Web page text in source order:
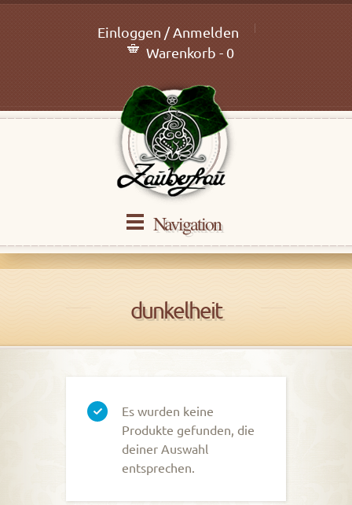
Einloggen / Anmelden
Warenkorb - 0
Navigation
dunkelheit
Es wurden keine
Produkte gefunden, die
deiner Auswahl
entsprechen.